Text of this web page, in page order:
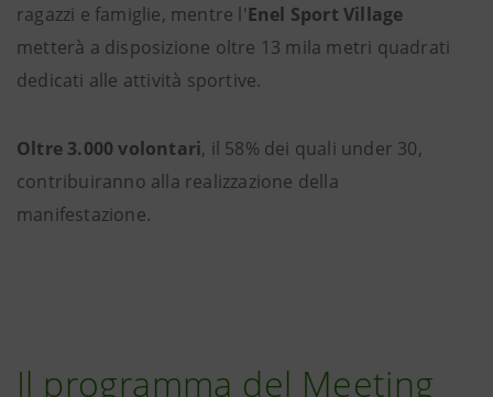
ragazzi e famiglie, mentre l'Enel Sport Village
metterà a disposizione oltre 13 mila metri quadrati
dedicati alle attività sportive.
Oltre 3.000 volontari, il 58% dei quali under 30,
contribuiranno alla realizzazione della
manifestazione.
Il programma del Meeting